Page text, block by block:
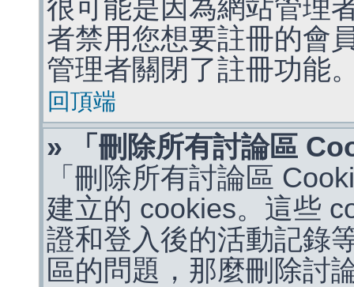
很可能是因為網站管理
者禁用您想要註冊的會
管理者關閉了註冊功能
回頂端
» 「刪除所有討論區
「刪除所有討論區
建立的 cookies。這些
證和登入後的活動記錄
區的問題，那麼刪除討